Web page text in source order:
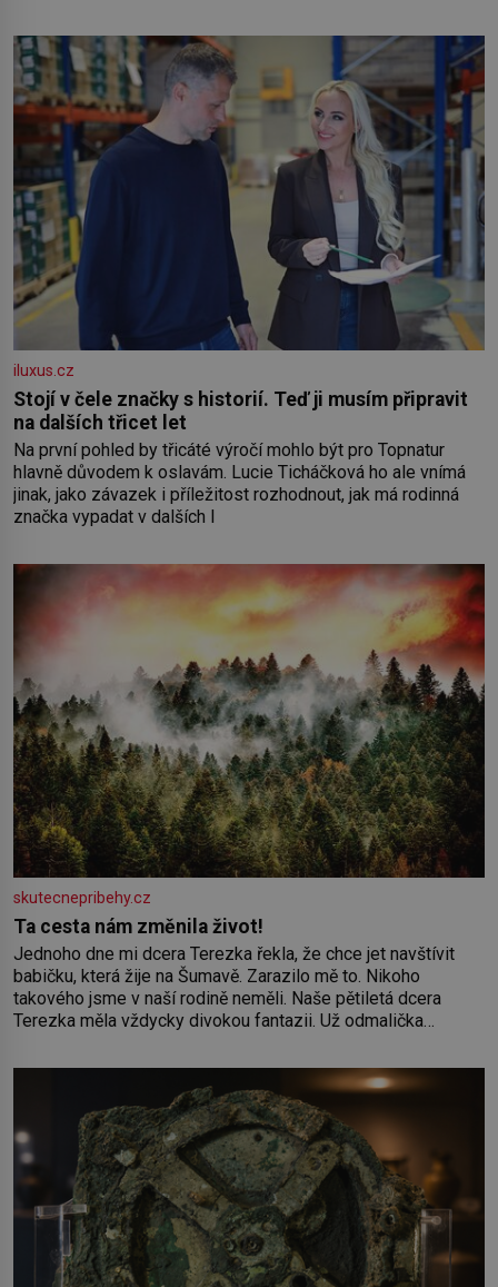
iluxus.cz
Stojí v čele značky s historií. Teď ji musím připravit
na dalších třicet let
Na první pohled by třicáté výročí mohlo být pro Topnatur
hlavně důvodem k oslavám. Lucie Ticháčková ho ale vnímá
jinak, jako závazek i příležitost rozhodnout, jak má rodinná
značka vypadat v dalších l
skutecnepribehy.cz
Ta cesta nám změnila život!
Jednoho dne mi dcera Terezka řekla, že chce jet navštívit
babičku, která žije na Šumavě. Zarazilo mě to. Nikoho
takového jsme v naší rodině neměli. Naše pětiletá dcera
Terezka měla vždycky divokou fantazii. Už odmalička
zdálo o jednorožcích, krásných princeznách, statečných
rytířích a létajících dracích.